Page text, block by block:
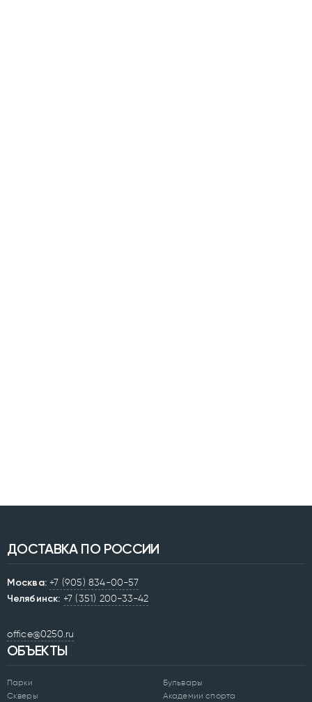
ДОСТАВКА ПО РОССИИ
Москва: +7 (905) 834-00-57
Челябинск: +7 (351) 200-33-42
office@0250.ru
ОБЪЕКТЫ
Парки
Скверы
Бульвары
Академии спорта